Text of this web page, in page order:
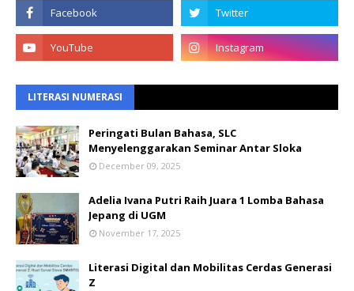
LITERASI NUMERASI
Peringati Bulan Bahasa, SLC
Menyelenggarakan Seminar Antar Sloka
December 09, 2025
Adelia Ivana Putri Raih Juara 1 Lomba Bahasa
Jepang di UGM
November 17, 2025
Literasi Digital dan Mobilitas Cerdas Generasi
Z